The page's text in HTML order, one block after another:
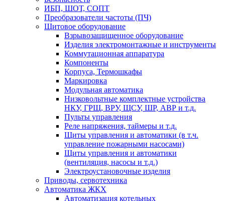
ИБП, ШОТ, СОПТ
Преобразователи частоты (ПЧ)
Щитовое оборудование
Взрывозащищенное оборудование
Изделия электромонтажные и инструменты
Коммутационная аппаратура
Компоненты
Корпуса, Термошкафы
Маркировка
Модульная автоматика
Низковольтные комплектные устройства
НКУ, ГРЩ, ВРУ, ЩСУ, ШР, АВР и т.д.
Пульты управления
Реле напряжения, таймеры и т.д.
Щиты управления и автоматики (в т.ч.
управление пожарными насосами)
Щиты управления и автоматики
(вентиляция, насосы и т.д.)
Электроустановочные изделия
Приводы, сервотехника
Автоматика ЖКХ
Автоматизация котельных